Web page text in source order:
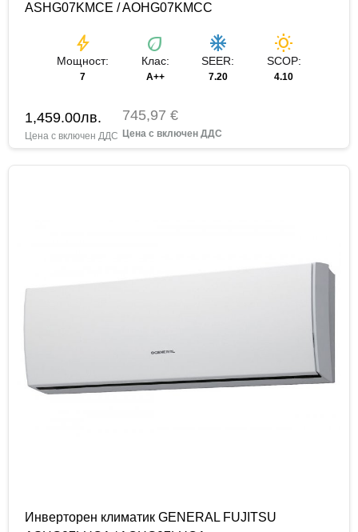
ASHG07KMCE / AOHG07KMCC
bolt
Мощност:
7
eco
Клас:
A++
ac_unit
SEER:
7.20
wb_sunny
SCOP:
4.10
1,459.00лв. 745,97 €
Инверторен климатик GENERAL FUJITSU